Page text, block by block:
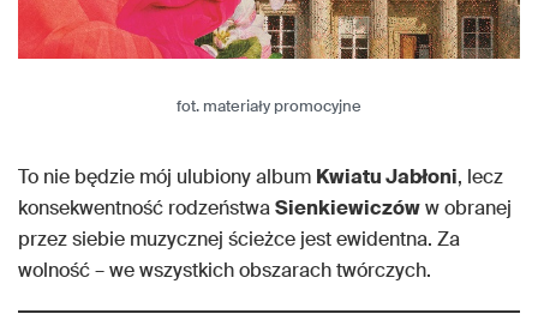
fot. materiały promocyjne
To nie będzie mój ulubiony album Kwiatu Jabłoni, lecz
konsekwentność rodzeństwaSienkiewiczóww obranej
przez siebie muzycznej ścieżce jest ewidentna. Za
wolność – we wszystkich obszarach twórczych.